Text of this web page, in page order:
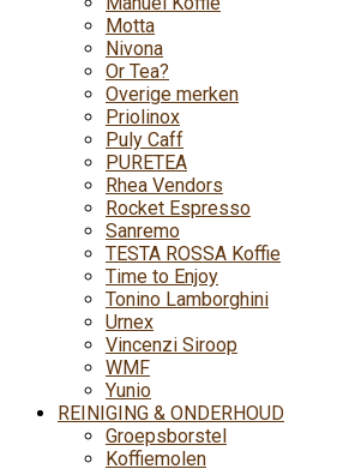
Motta
Nivona
Or Tea?
Overige merken
Priolinox
Puly Caff
PURETEA
Rhea Vendors
Rocket Espresso
Sanremo
TESTA ROSSA Koffie
Time to Enjoy
Tonino Lamborghini
Urnex
Vincenzi Siroop
WMF
Yunio
REINIGING & ONDERHOUD
Groepsborstel
Koffiemolen